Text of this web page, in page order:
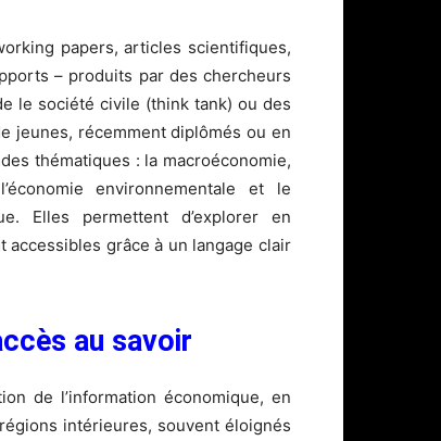
papers, articles scientifiques,
– produits par des chercheurs
le société civile (think tank) ou des
jeunes, récemment diplômés ou en
thématiques : la macroéconomie,
environnementale et le
Elles permettent d’explorer en
grâce à un langage clair
au savoir
de l’information économique, en
intérieures, souvent éloignés